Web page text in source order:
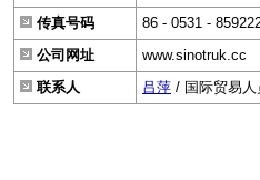
传真号码
86 - 0531 -
公司网址
www.sinotruk.cc
联系人
吕萍 / 国际贸易人